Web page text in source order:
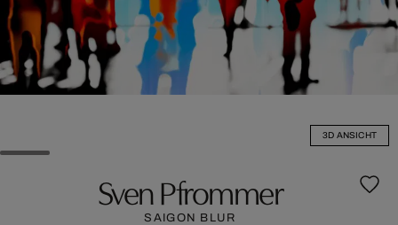
3D ANSICHT
Sven Pfrommer
SAIGON BLUR